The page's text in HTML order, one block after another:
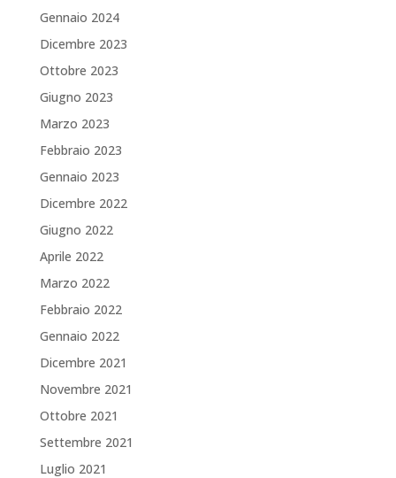
Gennaio 2024
Dicembre 2023
Ottobre 2023
Giugno 2023
Marzo 2023
Febbraio 2023
Gennaio 2023
Dicembre 2022
Giugno 2022
Aprile 2022
Marzo 2022
Febbraio 2022
Gennaio 2022
Dicembre 2021
Novembre 2021
Ottobre 2021
Settembre 2021
Luglio 2021